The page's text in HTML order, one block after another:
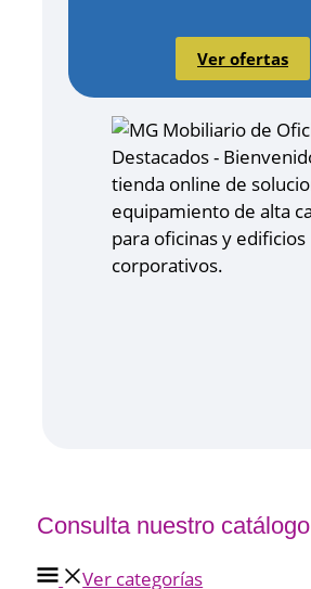
Ver ofertas
Consulta nuestro catálogo
Ver categorías